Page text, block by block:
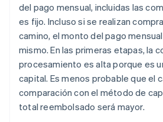
del pago mensual, incluidas las
es fijo. Incluso si se realizan
camino, el monto del pago
mismo. En las primeras etapas, la
procesamiento es alta porque es
capital. Es menos probable que el
comparación con el método de
total reembolsado será mayor.